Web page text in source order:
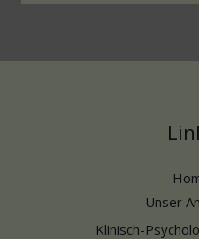
Unser
Klinisch-